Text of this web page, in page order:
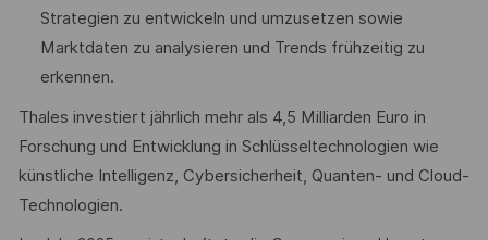
Strategien zu entwickeln und umzusetzen sowie
Marktdaten zu analysieren und Trends frühzeitig zu
erkennen.
Thales investiert jährlich mehr als 4,5 Milliarden Euro in
Forschung und Entwicklung in Schlüsseltechnologien wie
künstliche Intelligenz, Cybersicherheit, Quanten- und Cloud-
Technologien.